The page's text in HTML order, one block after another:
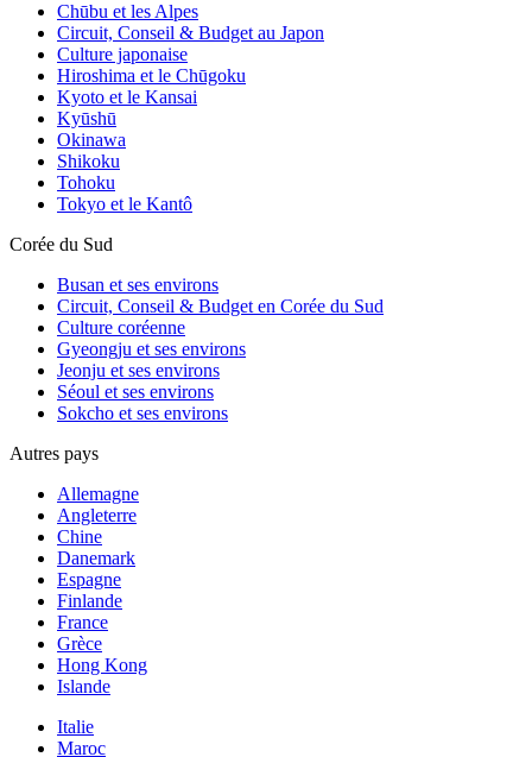
Kumamoto en un jour : que faire ? Le
Château et le Suizenji Jojuen
Chūbu et les Alpes
Circuit, Conseil & Budget au Japon
Culture japonaise
Hiroshima et le Chūgoku
Kyoto et le Kansai
Kyūshū
Okinawa
Shikoku
Tohoku
Tokyo et le Kantô
Corée du Sud
Busan et ses environs
Circuit, Conseil & Budget en Corée du Sud
Culture coréenne
Gyeongju et ses environs
Jeonju et ses environs
Séoul et ses environs
Sokcho et ses environs
Autres pays
Allemagne
Angleterre
Chine
Danemark
Espagne
Finlande
France
Grèce
Hong Kong
Islande
Italie
Maroc